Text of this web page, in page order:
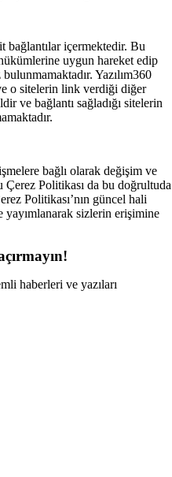
bağlantılar içermektedir. Bu
uygun hareket edip
Yazılım360
o sitelerin link verdiği diğer
ve bağlantı sağladığı sitelerin
bağlı olarak değişim ve
Politikası da bu doğrultuda
Politikası’nın güncel hali
yayımlanarak sizlerin erişimine
haberleri ve yazıları